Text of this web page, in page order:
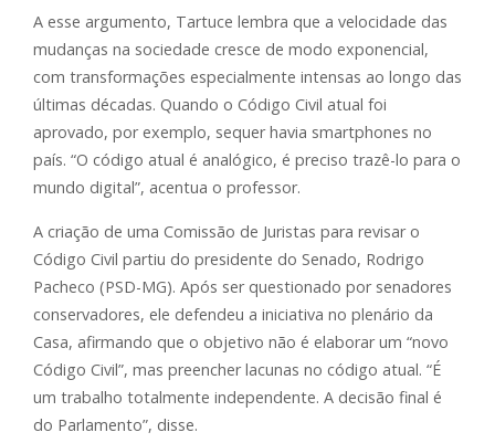
A esse argumento, Tartuce lembra que a velocidade das
mudanças na sociedade cresce de modo exponencial,
com transformações especialmente intensas ao longo das
últimas décadas. Quando o Código Civil atual foi
aprovado, por exemplo, sequer havia smartphones no
país. “O código atual é analógico, é preciso trazê-lo para o
mundo digital”, acentua o professor.
A criação de uma Comissão de Juristas para revisar o
Código Civil partiu do presidente do Senado, Rodrigo
Pacheco (PSD-MG). Após ser questionado por senadores
conservadores, ele defendeu a iniciativa no plenário da
Casa, afirmando que o objetivo não é elaborar um “novo
Código Civil”, mas preencher lacunas no código atual. “É
um trabalho totalmente independente. A decisão final é
do Parlamento”, disse.